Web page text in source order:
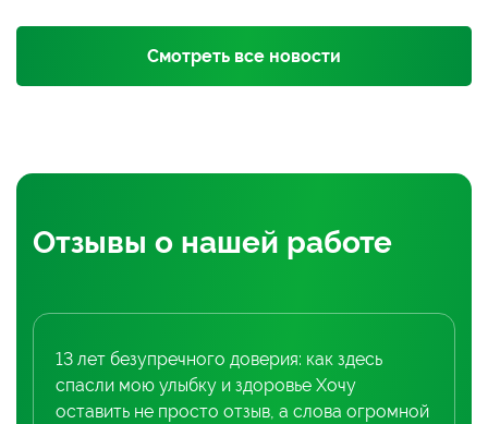
Смотреть все новости
Отзывы о нашей работе
13 лет безупречного доверия: как здесь
спасли мою улыбку и здоровье Хочу
оставить не просто отзыв, а слова огромной